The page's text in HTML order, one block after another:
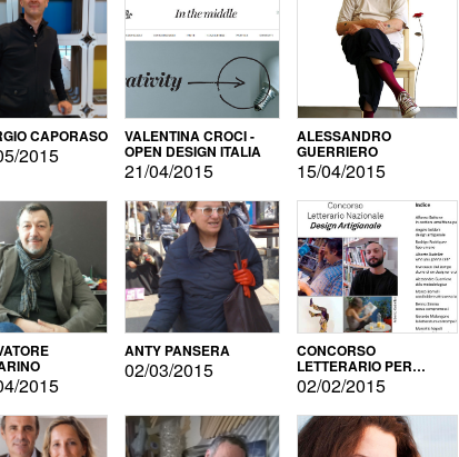
CAPORASO
2015
VALENTINA CROCI -
OPEN DESIGN ITALIA
21/04/2015
ALESSANDRO
GUERRIERO
15/04/2015
2015
ANTY PANSERA
02/03/2015
CONCORSO
LETTERARIO PER
DESIGNER
02/02/2015